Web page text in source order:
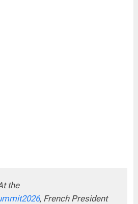
the
, French President